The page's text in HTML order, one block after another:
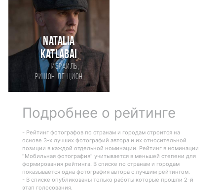
Natalia
Katlabai
Израиль,
Ришон ле цион
Подробнее о рейтинге
- Рейтинг фотографов по странам и городам строится на
основе 3-х лучших фотографий автора и их относительной
позиции в каждой отдельной номинации. Рейтинг в номинации
"Мобильная фотография" учитывается в меньшей степени для
формирования рейтинга. В списке по странам и городам
показывается одна фотография автора с лучшим рейтингом.
- В списке опубликованы только работы которые прошли 2-й
этап голосования.